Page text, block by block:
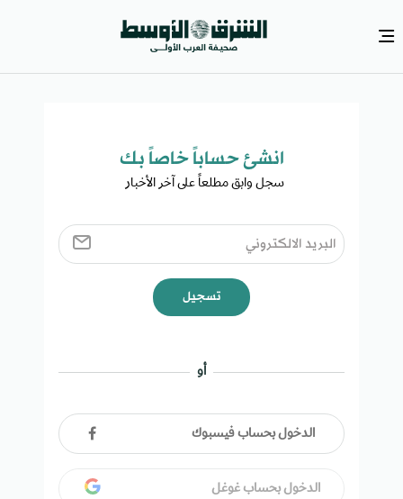
انشئ حساباً خاصاً بك​
سجل وابق مطلعاً على آخر الأخبار ​
تسجيل
أو
الدخول بحساب فيسبوك
الدخول بحساب غوغل